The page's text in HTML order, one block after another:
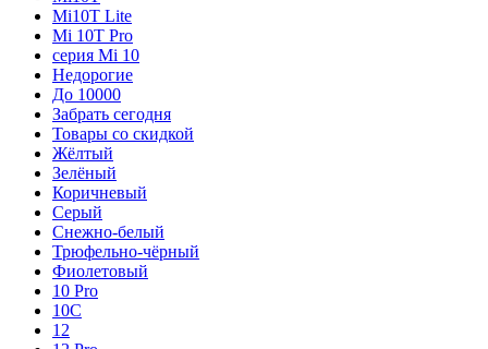
Mi10T Lite
Mi 10T Pro
серия Mi 10
Недорогие
До 10000
Забрать сегодня
Товары со скидкой
Жёлтый
Зелёный
Коричневый
Серый
Снежно-белый
Трюфельно-чёрный
Фиолетовый
10 Pro
10C
12